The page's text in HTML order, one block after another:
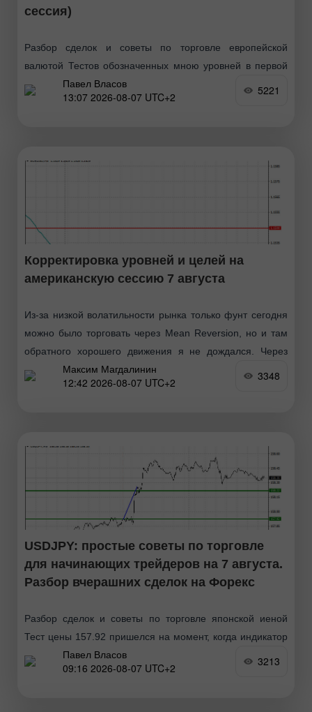
сессия)
Разбор сделок и советы по торговле европейской
валютой Тестов обозначенных мною уровней в первой
половине дня не произошло, так как трейдеры взяли
паузу перед важными данными. Все это говорит
Павел Власов
13:07 2026-08-07 UTC+2
5221
Корректировка уровней и целей на
американскую сессию 7 августа
Из-за низкой волатильности рынка только фунт сегодня
можно было торговать через Mean Reversion, но и там
обратного хорошего движения я не дождался. Через
Momentum я ничего не торговал. Впереди рынок
Максим Магдалинин
12:42 2026-08-07 UTC+2
3348
USDJPY: простые советы по торговле
для начинающих трейдеров на 7 августа.
Разбор вчерашних сделок на Форекс
Разбор сделок и советы по торговле японской иеной
Тест цены 157.92 пришелся на момент, когда индикатор
MACD только начинал движение вверх от нулевой
отметки, что стало подтверждением правильной точки
Павел Власов
09:16 2026-08-07 UTC+2
3213